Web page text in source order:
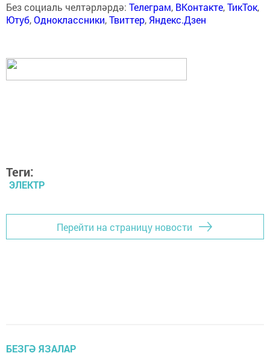
Без социаль челтәрләрдә: Телеграм, ВКонтакте,ТикТок,
Ютуб,Одноклассники,Твиттер, Яндекс.Дзен
Теги:
ЭЛЕКТР
Перейти на страницу новости
БЕЗГӘ ЯЗАЛАР